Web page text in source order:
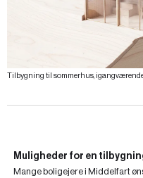
Tilbygning til sommerhus,
Muligheder for en
Mange boligejere i Middelfart